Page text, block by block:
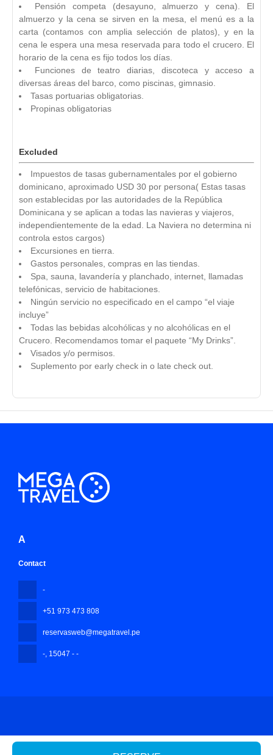
Pensión competa (desayuno, almuerzo y cena). El
almuerzo y la cena se sirven en la mesa, el menú es a la
carta (contamos con amplia selección de platos), y en la
cena le espera una mesa reservada para todo el crucero. El
horario de la cena es fijo todos los días.
Funciones de teatro diarias, discoteca y acceso a
diversas áreas del barco, como piscinas, gimnasio.
Tasas portuarias obligatorias.
Propinas obligatorias
Excluded
Impuestos de tasas gubernamentales por el gobierno
dominicano, aproximado USD 30 por persona( Estas tasas
son establecidas por las autoridades de la República
Dominicana y se aplican a todas las navieras y viajeros,
independientemente de la edad. La Naviera no determina ni
controla estos cargos)
Excursiones en tierra.
Gastos personales, compras en las tiendas.
Spa, sauna, lavandería y planchado, internet, llamadas
telefónicas, servicio de habitaciones.
Ningún servicio no especificado en el campo “el viaje
incluye”
Todas las bebidas alcohólicas y no alcohólicas en el
Crucero. Recomendamos tomar el paquete “My Drinks”.
Visados y/o permisos.
Suplemento por early check in o late check out.
A
Contact
-
+51 973 473 808
reservasweb@megatravel.pe
- , 15047 - -